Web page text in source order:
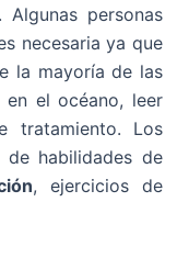
personas
necesaria ya que
la mayoría de las
el océano, leer
tratamiento. Los
de habilidades de
, ejercicios de